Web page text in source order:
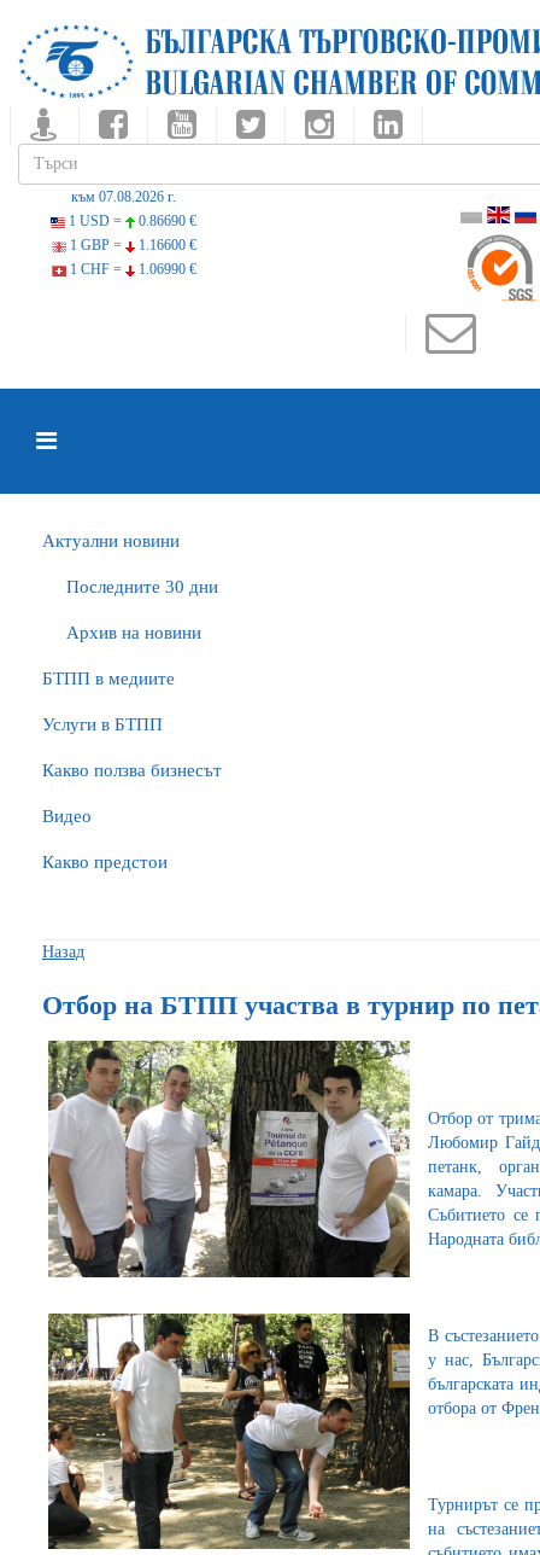
към 07.08.2026 г.
1 USD =
0.86690 €
1 GBP =
1.16600 €
1 CHF =
1.06990 €
Актуални новини
Последните 30 дни
Архив на новини
БTПП в медиите
Услуги в БТПП
Какво ползва бизнесът
Видео
Какво предстои
Назад
Отбор на БТПП участва в турнир по
Отбор от
Любомир
петанк,
камара.
Събитието се
Народната
В
у нас,
българската
отбора от
Турнирът се
на